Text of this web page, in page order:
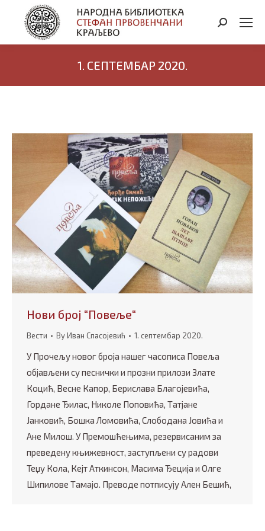
Search:
1. СЕПТЕМБАР 2020.
Нови број “Повеље“
Вести ByИван Спасојевић 1. септембар 2020.
У Прочељу новог броја нашег часописа Повеља
објављени су песнички и прозни прилози Злате
Коцић, Весне Капор, Берислава Благојевића,
Гордане Ђилас, Николе Поповића, Татјане
Јанковић, Бошка Ломовића, Слободана Јовића и
Ане Милош. У Премошћењима, резервисаним за
преведену књижевност, заступљени су радoви
Теџу Кола, Кејт Аткинсон, Масима Ђеција и Олге
Шипилове Тамајо. Преводе потписују Ален Бешић,